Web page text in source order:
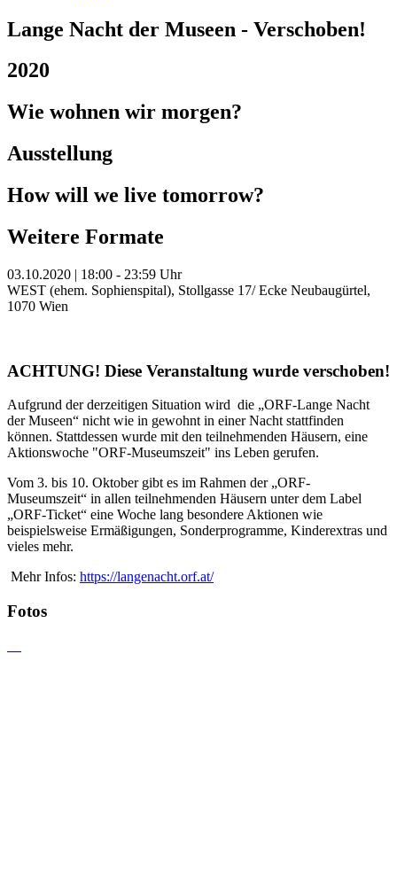
Lange Nacht der Museen - Verschoben!
2020
Wie wohnen wir morgen?
Ausstellung
How will we live tomorrow?
Weitere Formate
03.10.2020 | 18:00 - 23:59 Uhr
WEST (ehem. Sophienspital), Stollgasse 17/ Ecke Neubaugürtel,
1070 Wien
ACHTUNG! Diese Veranstaltung wurde verschoben!
Aufgrund der derzeitigen Situation wird die „ORF-Lange Nacht
der Museen“ nicht wie in gewohnt in einer Nacht stattfinden
können. Stattdessen wurde mit den teilnehmenden Häusern, eine
Aktionswoche "ORF-Museumszeit" ins Leben gerufen.
Vom 3. bis 10. Oktober gibt es im Rahmen der „ORF-
Museumszeit“ in allen teilnehmenden Häusern unter dem Label
„ORF-Ticket“ eine Woche lang besondere Aktionen wie
beispielsweise Ermäßigungen, Sonderprogramme, Kinderextras und
vieles mehr.
Mehr Infos: https://langenacht.orf.at/
Fotos